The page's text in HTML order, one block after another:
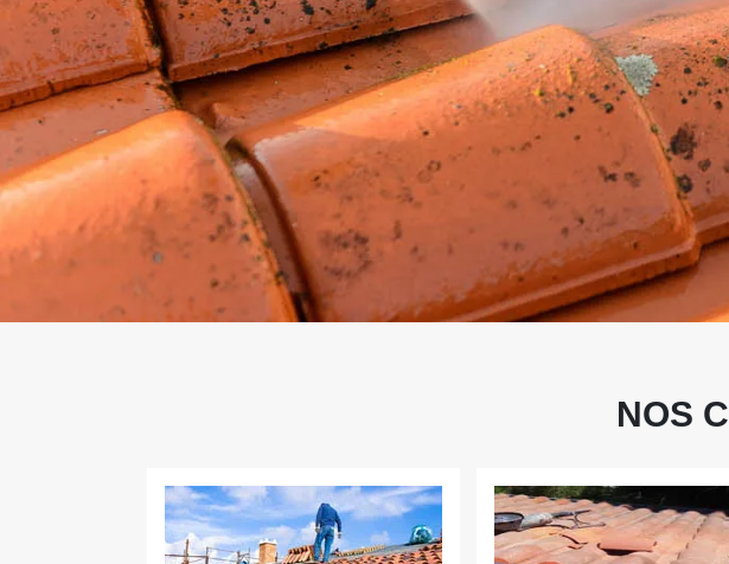
NOS